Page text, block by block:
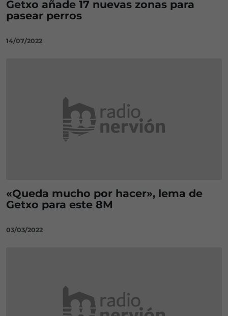
Getxo añade 17 nuevas zonas para
pasear perros
14/07/2022
«Queda mucho por hacer», lema de
Getxo para este 8M
03/03/2022